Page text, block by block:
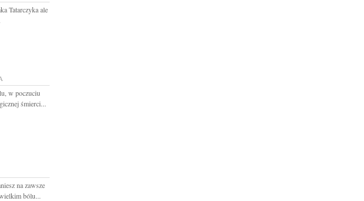
Tatarczyka ale
w poczuciu
śmierci...
na zawsze
bólu...